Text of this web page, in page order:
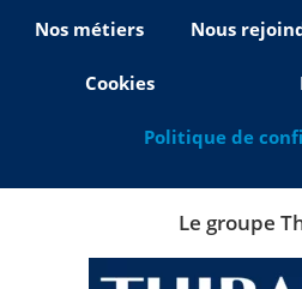
Nos métiers Nous
Cookies
Politique de
Le groupe